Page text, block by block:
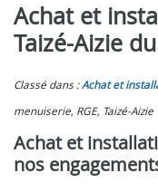
Achat et
Taizé-Aizie
Classé dans :Achat et
menuiserie, RGE, Taizé-Aizie
Achat et
nos